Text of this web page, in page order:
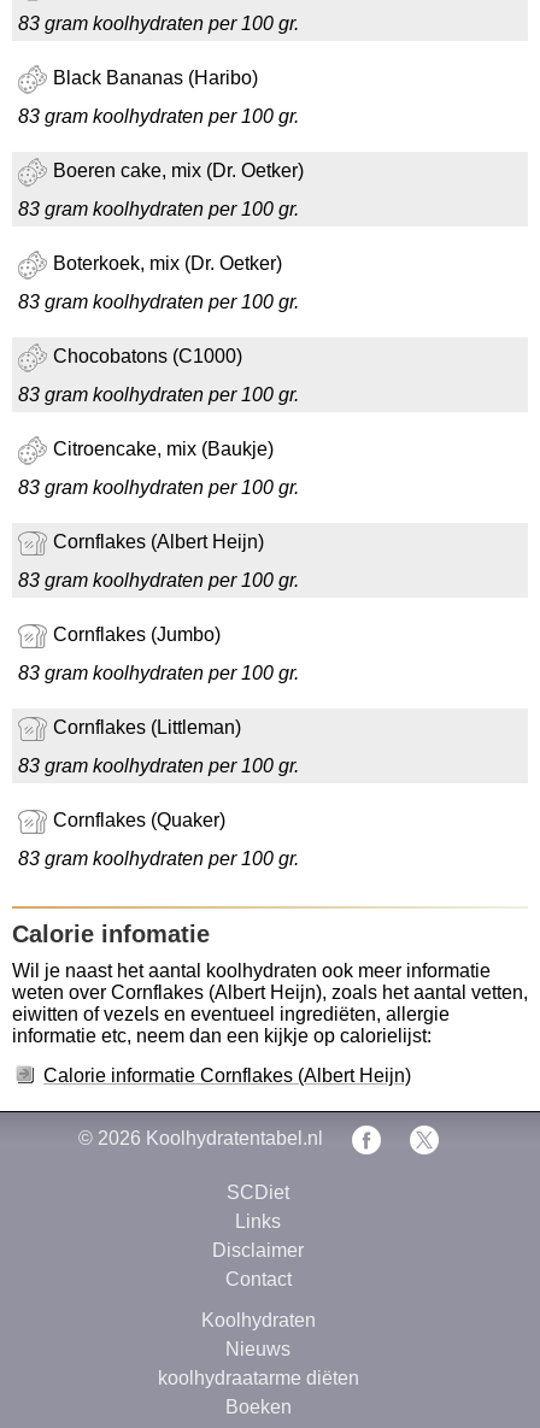
83 gram koolhydraten per 100 gr.
Black Bananas (Haribo)
83 gram koolhydraten per 100 gr.
Boeren cake, mix (Dr. Oetker)
83 gram koolhydraten per 100 gr.
Boterkoek, mix (Dr. Oetker)
83 gram koolhydraten per 100 gr.
Chocobatons (C1000)
83 gram koolhydraten per 100 gr.
Citroencake, mix (Baukje)
83 gram koolhydraten per 100 gr.
Cornflakes (Albert Heijn)
83 gram koolhydraten per 100 gr.
Cornflakes (Jumbo)
83 gram koolhydraten per 100 gr.
Cornflakes (Littleman)
83 gram koolhydraten per 100 gr.
Cornflakes (Quaker)
83 gram koolhydraten per 100 gr.
Calorie infomatie
Wil je naast het aantal koolhydraten ook meer informatie
weten over Cornflakes (Albert Heijn), zoals het aantal vetten,
eiwitten of vezels en eventueel ingrediëten, allergie
informatie etc, neem dan een kijkje op calorielijst:
Calorie informatie Cornflakes (Albert Heijn)
© 2026 Koolhydratentabel.nl
SCDiet
Links
Disclaimer
Contact
Koolhydraten
Nieuws
koolhydraatarme diëten
Boeken